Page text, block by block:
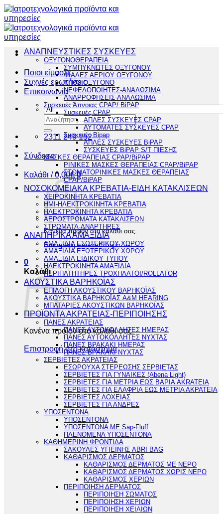
Μετάβαση
στο
περιεχόμενο
Ποιοι είμαστε
Συχνές ερωτήσεις
Επικοινωνία
Αναζήτηση
για:
2311 249 152
Σύνδεση
Καλάθι /0,00€ 0
Κανένα προϊόν στο καλάθι σας.
Επιστροφή στο κατάστημα
0
Καλάθι
Κανένα προϊόν στο καλάθι σας.
Επιστροφή στο κατάστημα
ΑΝΑΠΝΕΥΣΤΙΚΕΣ ΣΥΣΚΕΥΕΣ
ΟΞΥΓΟΝΟΘΕΡΑΠΕΙΑ
ΣΥΜΠΥΚΝΩΤΕΣ ΟΞΥΓΟΝΟΥ
ΦΙΑΛΕΣ ΑΕΡΙΟΥ ΟΞΥΓΟΝΟΥ
ΥΓΡΟ ΟΞΥΓΟΝΟ
ΝΕΦΕΛΟΠΟΙΗΤΕΣ-ΑΝΑΛΩΣΙΜΑ
ΑΝΑΡΡΟΦΗΣΕΙΣ-ΑΝΑΛΩΣΙΜΑ
Συσκευές Άπνοιας CPAP/ BiPAP
Συσκευές CPAP
ΑΠΛΕΣ ΣΥΣΚΕΥΕΣ CPAP
ΑΥΤΟΜΑΤΕΣ ΣΥΣΚΕΥΕΣ CPAP
Συσκευές Bipap
ΑΠΛΕΣ ΣΥΣΚΕΥΕΣ BiPAP
ΣΥΣΚΕΥΕΣ BiPAP S/T ΠΙΕΣΗΣ
ΜΑΣΚΕΣ ΘΕΡΑΠΕΙΑΣ CPAP/BiPAP
ΡΙΝΙΚΕΣ ΜΑΣΚΕΣ ΘΕΡΑΠΕΙΑΣ CPAP/BiPAP
ΣΤΟΜΑΤΟΡΙΝΙΚΕΣ ΜΑΣΚΕΣ ΘΕΡΑΠΕΙΑΣ
CPAP/BiPAP
ΝΟΣΟΚΟΜΕΙΑΚΑ ΚΡΕΒΑΤΙΑ-ΕΙΔΗ ΚΑΤΑΚΛΙΣΕΩΝ
ΧΕΙΡΟΚΙΝΗΤΑ ΚΡΕΒΑΤΙΑ
ΗΜΙ-ΗΛΕΚΤΡΟΚΙΝΗΤΑ ΚΡΕΒΑΤΙΑ
ΗΛΕΚΤΡΟΚΙΝΗΤΑ ΚΡΕΒΑΤΙΑ
ΑΕΡΟΣΤΡΩΜΑΤΑ ΚΑΤΑΚΛΙΣΕΩΝ
ΣΤΡΩΜΑΤΑ-ΑΝΑΡΤΗΡΕΣ
ΑΝΑΠΗΡΙΚΑ ΑΜΑΞΙΔΙΑ
ΑΜΑΞΙΔΙΑ ΕΣΩΤΕΡΙΚΟΥ ΧΩΡΟΥ
ΑΜΑΞΙΔΙΑ ΕΞΩΤΕΡΙΚΟΥ ΧΩΡΟΥ
ΑΜΑΞΙΔΙΑ ΕΙΔΙΚΟΥ ΤΥΠΟΥ
ΗΛΕΚΤΡΟΚΙΝΗΤΑ ΑΜΑΞΙΔΙΑ
ΠΕΡΙΠΑΤΗΤΗΡΕΣ ΤΡΟΧΗΛΑΤΟΙ/ROLLATOR
ΑΚΟΥΣΤΙΚΑ ΒΑΡΗΚΟΪΑΣ
ΕΠΙΛΟΓΗ ΑΚΟΥΣΤΙΚΟΥ ΒΑΡΗΚΟΪΑΣ
ΑΚΟΥΣΤΙΚΑ ΒΑΡΗΚΟΪΑΣ A&M HEARING
ΜΠΑΤΑΡΙΕΣ ΑΚΟΥΣΤΙΚΩΝ ΒΑΡΗΚΟΪΑΣ
ΠΡΟΪΟΝΤΑ ΑΚΡΑΤΕΙΑΣ-ΠΕΡΙΠΟΙΗΣΗΣ
ΠΑΝΕΣ ΑΚΡΑΤΕΙΑΣ
ΠΑΝΕΣ ΑΥΤΟΚΟΛΛΗΤΕΣ ΗΜΕΡΑΣ
ΠΑΝΕΣ ΑΥΤΟΚΟΛΛΗΤΕΣ ΝΥΧΤΑΣ
ΠΑΝΕΣ ΒΡΑΚΑΚΙ ΗΜΕΡΑΣ
ΠΑΝΕΣ ΒΡΑΚΑΚΙ ΝΥΧΤΑΣ
ΣΕΡΒΙΕΤΕΣ ΑΚΡΑΤΕΙΑΣ
ΕΣΩΡΟΥΧΑ ΣΤΕΡΕΩΣΗΣ ΣΕΡΒΙΕΤΑΣ
ΣΕΡΒΙΕΤΕΣ ΓΙΑ ΓΥΝΑΙΚΕΣ (Abena Light)
ΣΕΡΒΙΕΤΕΣ ΓΙΑ ΜΕΤΡΙΑ ΕΩΣ ΒΑΡΙΑ AKRATEIA
ΣΕΡΒΙΕΤΕΣ ΓΙΑ ΕΛΑΦΡΙΑ ΕΩΣ ΜΕΤΡΙΑ ΑΚΡΑΤΕΙΑ
ΣΕΡΒΙΕΤΕΣ ΛΟΧΕΙΑΣ
ΣΕΡΒΙΕΤΕΣ ΓΙΑ ΑΝΔΡΕΣ
ΥΠΟΣΕΝΤΟΝΑ
ΥΠΟΣΕΝΤΟΝΑ
ΥΠΟΣΕΝΤΟΝΑ ΜΕ Sap-Fluff
ΠΛΕΝΟΜΕΝΑ ΥΠΟΣΕΝΤΟΝΑ
ΚΑΘΗΜΕΡΙΝΗ ΦΡΟΝΤΙΔΑ
ΣΑΚΟΥΛΕΣ ΥΓΙΕΙΝΗΣ ABRI BAG
ΚΑΘΑΡΙΣΜΟΣ ΔΕΡΜΑΤΟΣ
ΚΑΘΑΡΙΣΜΟΣ ΔΕΡΜΑΤΟΣ ΜΕ ΝΕΡΟ
ΚΑΘΑΡΙΣΜΟΣ ΔΕΡΜΑΤΟΣ ΧΩΡΙΣ ΝΕΡΟ
ΚΑΘΑΡΙΣΜΟΣ ΧΕΡΙΩΝ
ΠΕΡΙΠΟΙΗΣΗ ΔΕΡΜΑΤΟΣ
ΠΕΡΙΠΟΙΗΣΗ ΣΩΜΑΤΟΣ
ΠΕΡΙΠΟΙΗΣΗ ΧΕΡΙΩΝ
ΠΕΡΙΠΟΙΗΣΗ ΧΕΙΛΙΩΝ